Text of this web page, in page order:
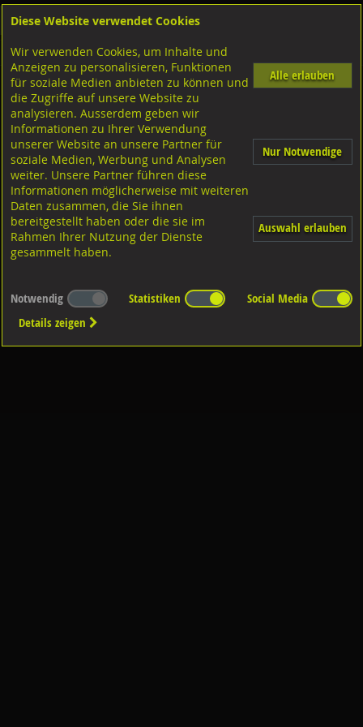
Shop Schrauben Sicherheitsschrauben
Sicherheits-Schraubenlöser
Diverse Ausführungen
Diese Website verwendet Cookies
Wir verwenden Cookies, um Inhalte und
Anzeigen zu personalisieren, Funktionen
für soziale Medien anbieten zu können und
die Zugriffe auf unsere Website zu
analysieren. Ausserdem geben wir
Informationen zu Ihrer Verwendung
unserer Website an unsere Partner für
soziale Medien, Werbung und Analysen
weiter. Unsere Partner führen diese
Informationen möglicherweise mit weiteren
Daten zusammen, die Sie ihnen
bereitgestellt haben oder die sie im
Rahmen Ihrer Nutzung der Dienste
gesammelt haben.
Alle erlauben
Nur Notwendige
Auswahl erlauben
Notwendig Statistiken
Social Media
Details zeigen